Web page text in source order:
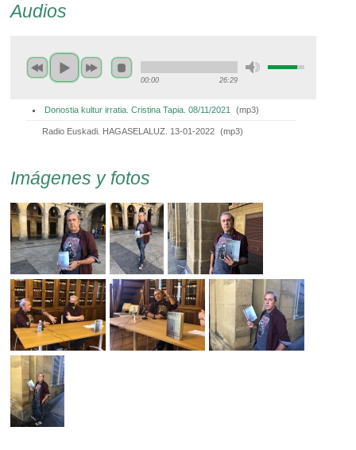
Audios
00:00 26:29
Donostia kultur irratia. Cristina Tapia. 08/11/2021 (mp3)
Radio Euskadi. HAGASELALUZ. 13-01-2022 (mp3)
Imágenes y fotos